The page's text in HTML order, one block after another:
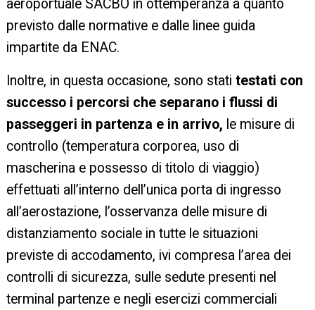
aeroportuale SACBO in ottemperanza a quanto
previsto dalle normative e dalle linee guida
impartite da ENAC.
Inoltre, in questa occasione, sono stati testati con
successo i percorsi che separano i flussi di
passeggeri in partenza e in arrivo, le misure di
controllo (temperatura corporea, uso di
mascherina e possesso di titolo di viaggio)
effettuati all’interno dell’unica porta di ingresso
all’aerostazione, l’osservanza delle misure di
distanziamento sociale in tutte le situazioni
previste di accodamento, ivi compresa l’area dei
controlli di sicurezza, sulle sedute presenti nel
terminal partenze e negli esercizi commerciali